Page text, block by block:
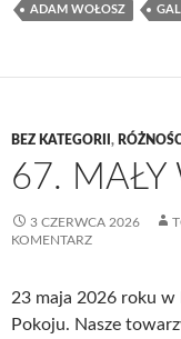
ADAM WOŁOSZ
BEZ KATEGORII ,
67. MAŁY
3 CZERWCA 2026
KOMENTARZ
23 maja 2026 roku w
Pokoju. Nasze